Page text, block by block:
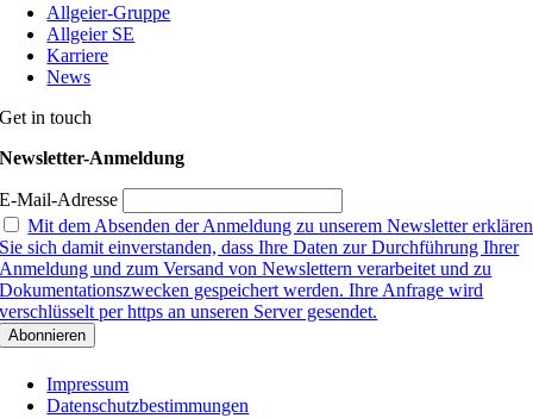
Allgeier-Gruppe
Allgeier SE
Karriere
News
Get in touch
Newsletter-Anmeldung
E-Mail-Adresse
Mit dem Absenden der Anmeldung zu unserem Newsletter erklären
Sie sich damit einverstanden, dass Ihre Daten zur Durchführung Ihrer
Anmeldung und zum Versand von Newslettern verarbeitet und zu
Dokumentationszwecken gespeichert werden. Ihre Anfrage wird
verschlüsselt per https an unseren Server gesendet.
Impressum
Datenschutzbestimmungen